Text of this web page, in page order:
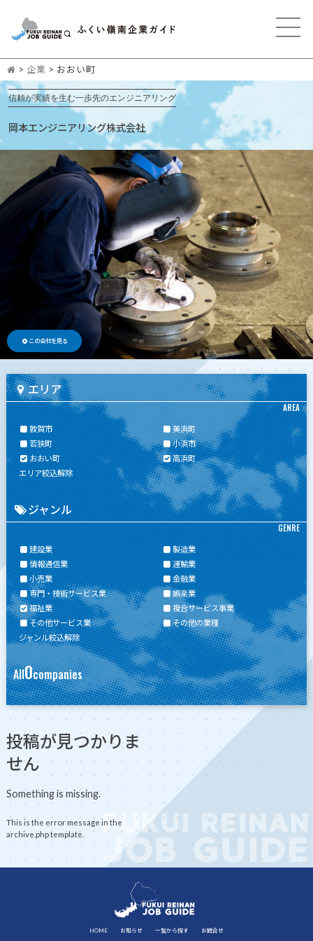
> 企業 > おおい町
信頼が実績を生む一歩先のエンジニアリング
岡本エンジニアリング株式会社
この会社を見る
エリア
AREA
敦賀市
美浜町
若狭町
小浜市
おおい町
高浜町
エリア絞込解除
ジャンル
GENRE
建設業
製造業
情報通信業
運輸業
小売業
金融業
専門・技術サービス業
娯楽業
福祉業
複合サービス事業
その他サービス業
その他の業種
ジャンル絞込解除
All0companies
投稿が見つかりま
せん
Something is missing.
This is the error message in the
archive.php template.
HOME お知らせ 一覧から探す お問合せ